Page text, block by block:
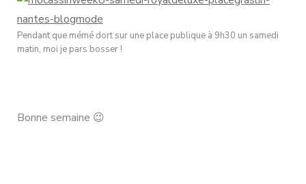
Pendant que mémé dort sur une place publique à 9h30 un samedi
matin, moi je pars bosser !
Bonne semaine 😉